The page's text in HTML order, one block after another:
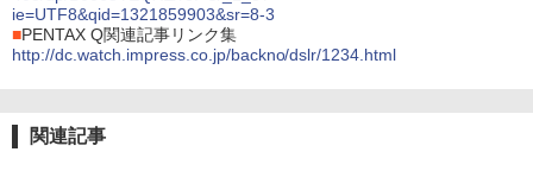
ie=UTF8&qid=1321859903&sr=8-3
■PENTAX Q関連記事リンク集
http://dc.watch.impress.co.jp/backno/dslr/1234.html
関連記事